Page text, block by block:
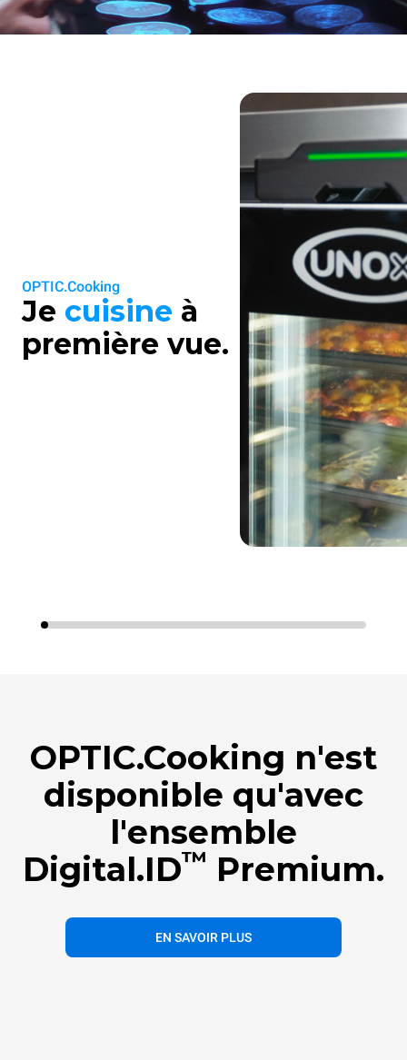
OPTIC.Cooking
Je cuisine à
première vue.
OPTIC.Cooking n'est
disponible qu'avec
l'ensemble
Digital.ID™ Premium.
EN SAVOIR PLUS